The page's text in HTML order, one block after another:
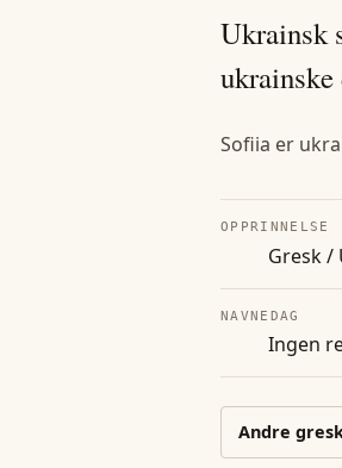
Ukrainsk
ukrainske
Sofiia er
OPPRINNELSE
Gresk /
NAVNEDAG
Ingen
Andre